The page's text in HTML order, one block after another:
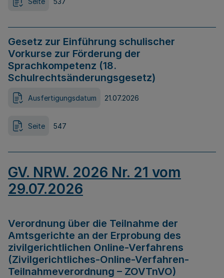
Gesetz zur Einführung schulischer
Vorkurse zur Förderung der
Sprachkompetenz (18.
Schulrechtsänderungsgesetz)
Ausfertigungsdatum 21.07.2026
Seite 547
GV. NRW. 2026 Nr. 21 vom
29.07.2026
Verordnung über die Teilnahme der
Amtsgerichte an der Erprobung des
zivilgerichtlichen Online-Verfahrens
(Zivilgerichtliches-Online-Verfahren-
Teilnahmeverordnung – ZOVTnVO)